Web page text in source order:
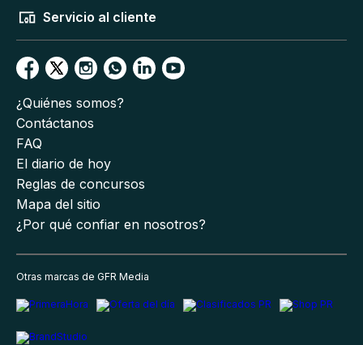
Servicio al cliente
¿Quiénes somos?
Contáctanos
FAQ
El diario de hoy
Reglas de concursos
Mapa del sitio
¿Por qué confiar en nosotros?
Otras marcas de GFR Media